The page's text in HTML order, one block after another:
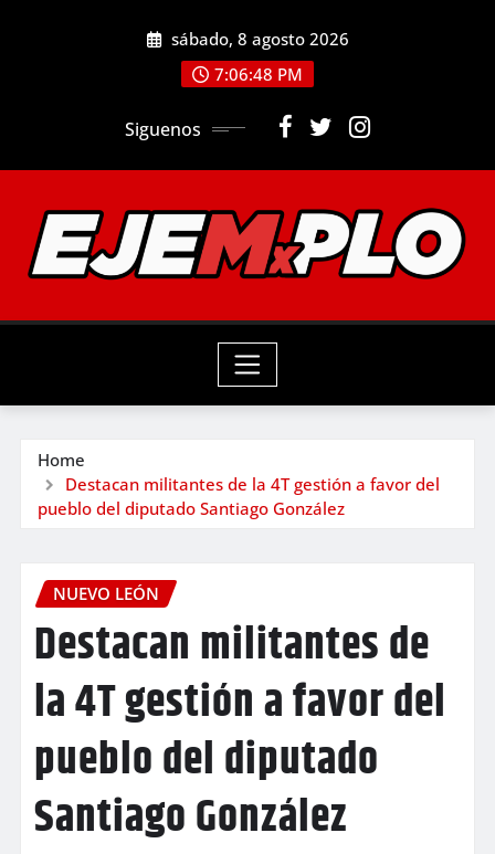
sábado, 8 agosto 2026
7:06:49 PM
Siguenos
Home
Destacan militantes de la 4T gestión a favor del
pueblo del diputado Santiago González
NUEVO LEÓN
Destacan militantes de
la 4T gestión a favor del
pueblo del diputado
Santiago González